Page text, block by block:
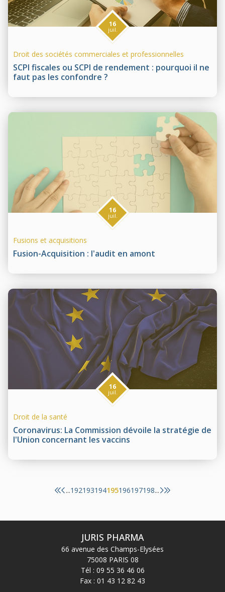
SCPI fiscales ou SCPI de rendement : pourquoi il ne
faut pas les confondre ?
16
juil.
Droit des sociétés commerciales et professionnelles
Fusion-Acquisition : l'audit en amont
16
juil.
Fusions et acquisitions
Coronavirus: La Commission dévoile la stratégie de
l'Union concernant les vaccins
16
juil.
Droit de la santé
...192193194195196197198...
JURIS PHARMA
66 avenue des Champs-Elysées
75008 PARIS 08
Tél : 09 55 36 46 06
Fax : 01 43 12 82 43